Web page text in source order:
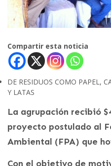
Compartir esta noticia
DE RESIDUOS COMO PAPEL,
Y LATAS
La agrupación recibió
proyecto postulado al
Ambiental (FPA) que
Con el objetivo de